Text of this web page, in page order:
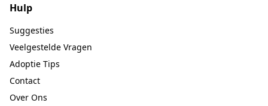
Hulp
Suggesties
Veelgestelde Vragen
Adoptie Tips
Contact
Over Ons